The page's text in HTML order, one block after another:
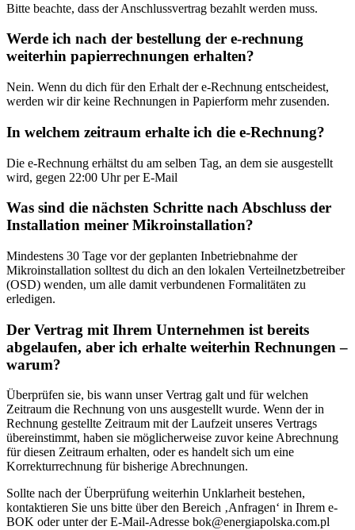
Bitte beachte, dass der Anschlussvertrag bezahlt werden muss.
Werde ich nach der bestellung der e-rechnung
weiterhin papierrechnungen erhalten?
Nein. Wenn du dich für den Erhalt der e-Rechnung entscheidest,
werden wir dir keine Rechnungen in Papierform mehr zusenden.
In welchem zeitraum erhalte ich die e-Rechnung?
Die e-Rechnung erhältst du am selben Tag, an dem sie ausgestellt
wird, gegen 22:00 Uhr per E-Mail
Was sind die nächsten Schritte nach Abschluss der
Installation meiner Mikroinstallation?
Mindestens 30 Tage vor der geplanten Inbetriebnahme der
Mikroinstallation solltest du dich an den lokalen Verteilnetzbetreiber
(OSD) wenden, um alle damit verbundenen Formalitäten zu
erledigen.
Der Vertrag mit Ihrem Unternehmen ist bereits
abgelaufen, aber ich erhalte weiterhin Rechnungen –
warum?
Überprüfen sie, bis wann unser Vertrag galt und für welchen
Zeitraum die Rechnung von uns ausgestellt wurde. Wenn der in
Rechnung gestellte Zeitraum mit der Laufzeit unseres Vertrags
übereinstimmt, haben sie möglicherweise zuvor keine Abrechnung
für diesen Zeitraum erhalten, oder es handelt sich um eine
Korrekturrechnung für bisherige Abrechnungen.
Sollte nach der Überprüfung weiterhin Unklarheit bestehen,
kontaktieren Sie uns bitte über den Bereich ‚Anfragen‘ in Ihrem e-
BOK oder unter der E-Mail-Adresse bok@energiapolska.com.pl